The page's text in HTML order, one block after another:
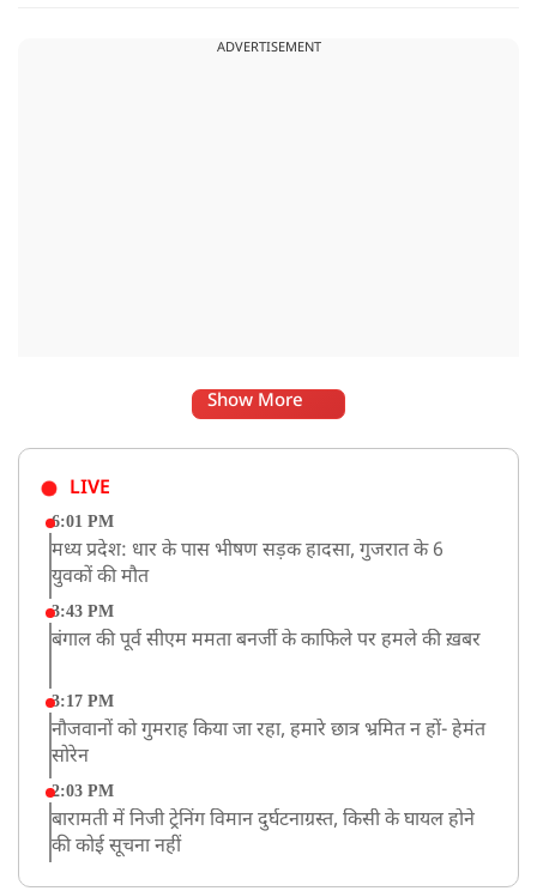
ADVERTISEMENT
Show More
LIVE
6:01 PM
मध्य प्रदेश: धार के पास भीषण सड़क हादसा, गुजरात के 6
युवकों की मौत
3:43 PM
बंगाल की पूर्व सीएम ममता बनर्जी के काफिले पर हमले की ख़बर
3:17 PM
नौजवानों को गुमराह किया जा रहा, हमारे छात्र भ्रमित न हों- हेमंत
सोरेन
2:03 PM
बारामती में निजी ट्रेनिंग विमान दुर्घटनाग्रस्त, किसी के घायल होने
की कोई सूचना नहीं